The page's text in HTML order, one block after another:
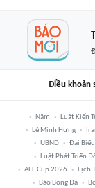
Điều khoản
Năm Luật Kiến
Lê Minh Hưng
UBND
Đại
Luật Phát Triển
AFF Cup 2026
Lịch
Báo Bóng Đá